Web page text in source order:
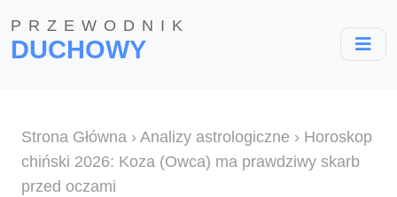
PRZEWODNIK
DUCHOWY
Strona Główna › Analizy astrologiczne › Horoskop
chiński 2026: Koza (Owca) ma prawdziwy skarb
przed oczami